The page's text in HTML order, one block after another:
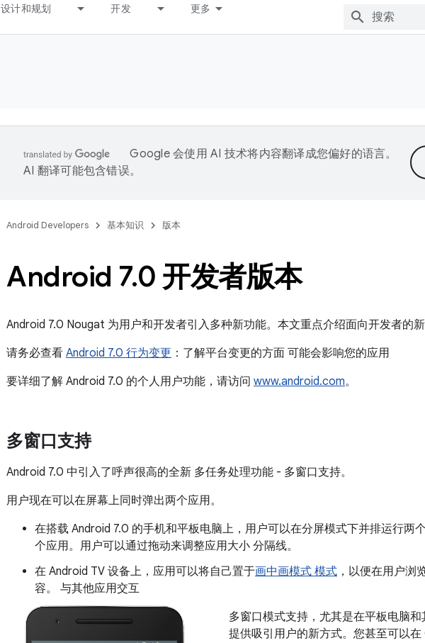
设计和规划 开发 更多
Google 会使用 AI 技术将内容翻译成您偏好的语言。
AI 翻译可能包含错误。
Android Developers 基本知识 版本
Android 7.0 开发者版本
Android 7.0 Nougat 为用户和开发者引入多种新功能。本文重点介绍面向开发者的新
请务必查看 Android 7.0 行为变更 ：了解平台变更的方面 可能会影响您的应用
要详细了解 Android 7.0 的个人用户功能，请访问 www.android.com。
多窗口支持
Android 7.0 中引入了呼声很高的全新 多任务处理功能 - 多窗口支持。
用户现在可以在屏幕上同时弹出两个应用。
在搭载 Android 7.0 的手机和平板电脑上，用户可以在分屏模式下并排运行两
个应用。用户可以通过拖动来调整应用大小 分隔线。
在 Android TV 设备上，应用可以将自己置于画中画模式 模式 ，以便在用户浏
容。 与其他应用交互
多窗口模式支持，尤其是在平板电脑
提供吸引用户的新方式。您甚至可以